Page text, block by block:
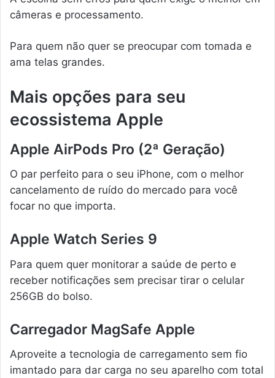
câmeras e processamento.
Para quem não quer se preocupar com tomada e
ama telas grandes.
Mais opções para seu
ecossistema Apple
Apple AirPods Pro (2ª Geração)
O par perfeito para o seu iPhone, com o melhor
cancelamento de ruído do mercado para você
focar no que importa.
Apple Watch Series 9
Para quem quer monitorar a saúde de perto e
receber notificações sem precisar tirar o celular
256GB do bolso.
Carregador MagSafe Apple
Aproveite a tecnologia de carregamento sem fio
imantado para dar carga no seu aparelho com total